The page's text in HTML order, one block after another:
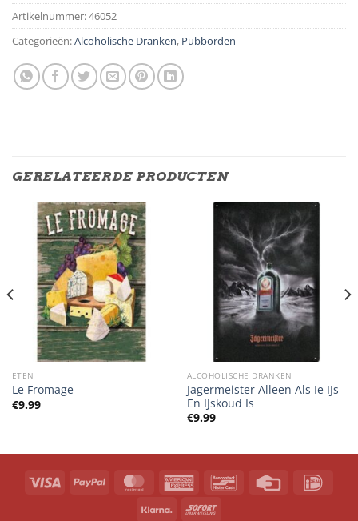
Artikelnummer:46052
Categorieën:Alcoholische Dranken, Pubborden
GERELATEERDE PRODUCTEN
ETEN
Le Fromage
€9.99
ALCOHOLISCHE DRANKEN
Jagermeister Alleen Als Ie IJs
En IJskoud Is
€9.99